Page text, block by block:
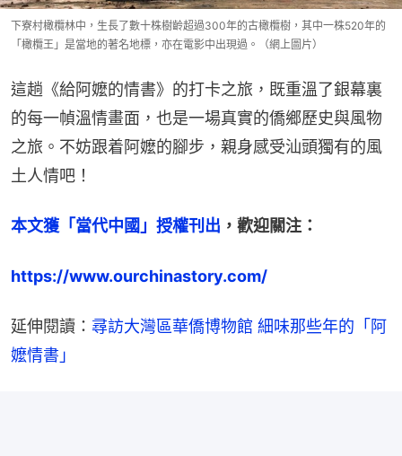
下寮村橄欖林中，生長了數十株樹齡超過300年的古橄欖樹，其中一株520年的
「橄欖王」是當地的著名地標，亦在電影中出現過。（網上圖片）
這趟《給阿嬤的情書》的打卡之旅，既重溫了銀幕裏
的每一幀溫情畫面，也是一場真實的僑鄉歷史與風物
之旅。不妨跟着阿嬤的腳步，親身感受汕頭獨有的風
土人情吧！
本文獲「當代中國」授權刊出 ，歡迎關注：
https://www.ourchinastory.com/
延伸閱讀： 尋訪大灣區華僑博物館 細味那些年的「阿
嬤情書」